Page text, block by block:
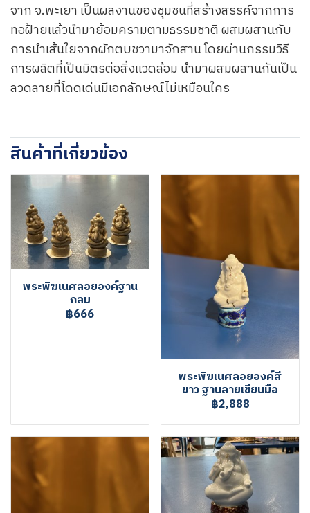
จาก จ.พะเยา เป็นผลงานของชุมชนที่สร้างสรรค์จากการ
ทอฝ้ายแล้วนำมาย้อมครามตามธรรมชาติ ผสมผสานกับ
การนำเส้นใยจากผักตบชวามาจักสาน โดยผ่านกรรมวิธี
การผลิตที่เป็นมิตรต่อสิ่งแวดล้อม นำมาผสมผสานกันเป็น
ลวดลายที่โดดเด่นมีเอกลักษณ์ไม่เหมือนใคร
สินค้าที่เกี่ยวข้อง
พระพิฆเนศลอยองค์ฐาน
กลม
฿666
พระพิฆเนศลอยองค์สี
ขาว ฐานลายเขียนมือ
฿2,888